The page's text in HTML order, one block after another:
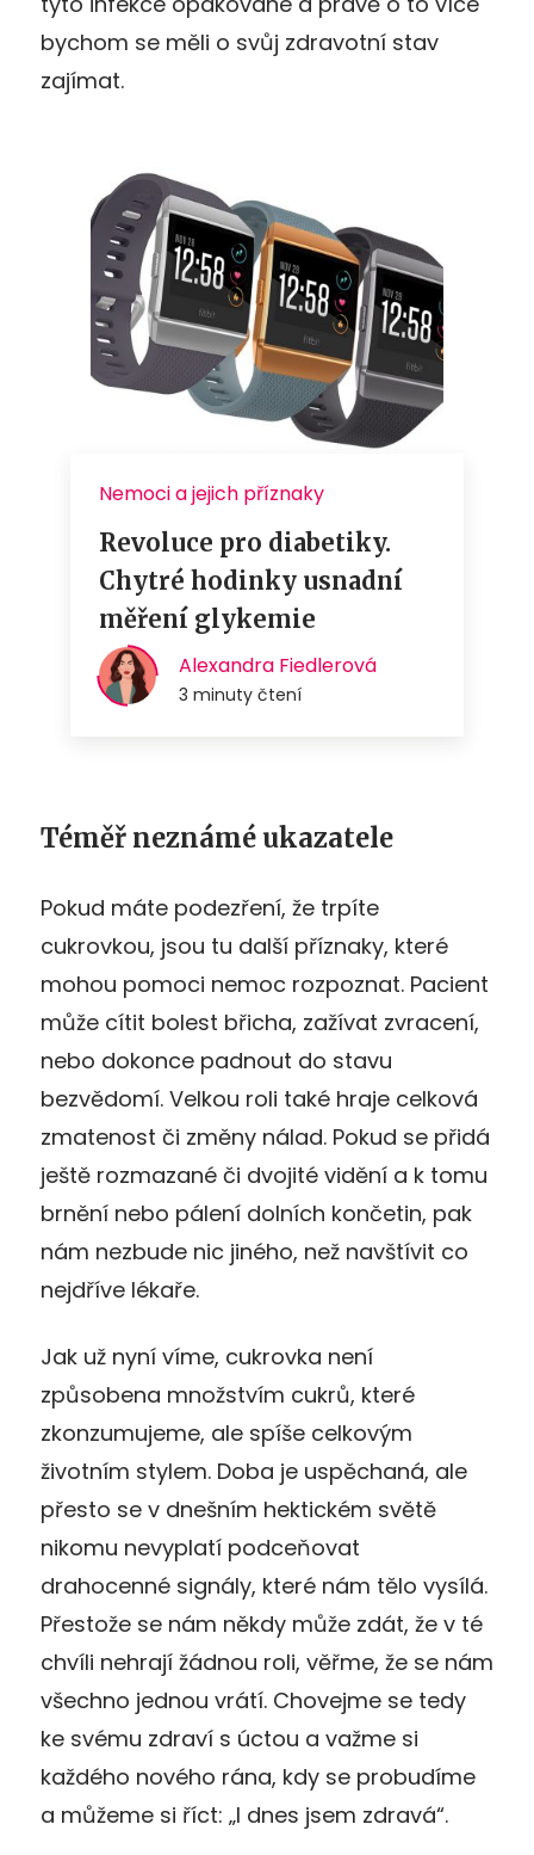
bychom se měli o svůj zdravotní stav
zajímat.
Téměř neznámé ukazatele
Pokud máte podezření, že trpíte
cukrovkou, jsou tu další příznaky, které
mohou pomoci nemoc rozpoznat. Pacient
může cítit bolest břicha, zažívat zvracení,
nebo dokonce padnout do stavu
bezvědomí. Velkou roli také hraje celková
zmatenost či změny nálad. Pokud se přidá
ještě rozmazané či dvojité vidění a k tomu
brnění nebo pálení dolních končetin, pak
nám nezbude nic jiného, než navštívit co
nejdříve lékaře.
Jak už nyní víme, cukrovka není
způsobena množstvím cukrů, které
zkonzumujeme, ale spíše celkovým
životním stylem. Doba je uspěchaná, ale
přesto se v dnešním hektickém světě
nikomu nevyplatí podceňovat
drahocenné signály, které nám tělo vysílá.
Přestože se nám někdy může zdát, že v té
chvíli nehrají žádnou roli, věřme, že se nám
všechno jednou vrátí. Chovejme se tedy
ke svému zdraví s úctou a važme si
každého nového rána, kdy se probudíme
a můžeme si říct: „I dnes jsem zdravá“.